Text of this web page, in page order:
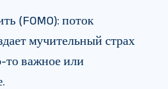
(FOMO): поток
мучительный страх
то важное или